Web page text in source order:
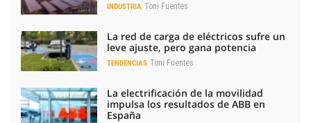
INDUSTRIA Toni Fuentes
La red de carga de eléctricos sufre un
leve ajuste, pero gana potencia
TENDENCIAS Toni Fuentes
La electrificación de la movilidad
impulsa los resultados de ABB en
España